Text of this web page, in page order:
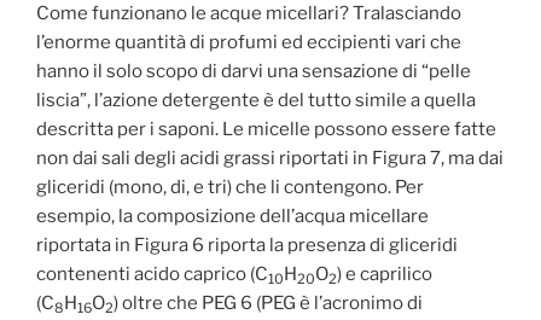
Come funzionano le acque micellari? Tralasciando
l’enorme quantità di profumi ed eccipienti vari che
hanno il solo scopo di darvi una sensazione di “pelle
liscia”, l’azione detergente è del tutto simile a quella
descritta per i saponi. Le micelle possono essere fatte
non dai sali degli acidi grassi riportati in Figura 7, ma dai
gliceridi (mono, di, e tri) che li contengono. Per
esempio, la composizione dell’acqua micellare
riportata in Figura 6 riporta la presenza di gliceridi
contenenti acido caprico (C10H20O2) e caprilico
(C8H16O2) oltre che PEG 6 (PEG è l’acronimo di